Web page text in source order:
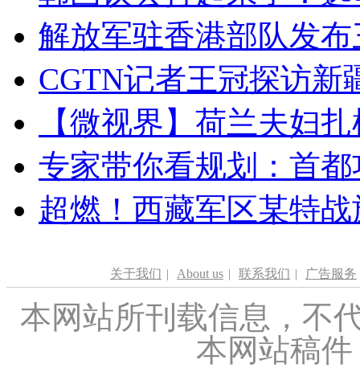
解放军驻香港部队发
CGTN记者王冠探访新
【微视界】荷兰夫妇
专家带你看规划：首
超燃！西藏军区某特
关于我们 | About us | 联系我们 | 广告服务
本网站所刊载信息，不
本网站稿